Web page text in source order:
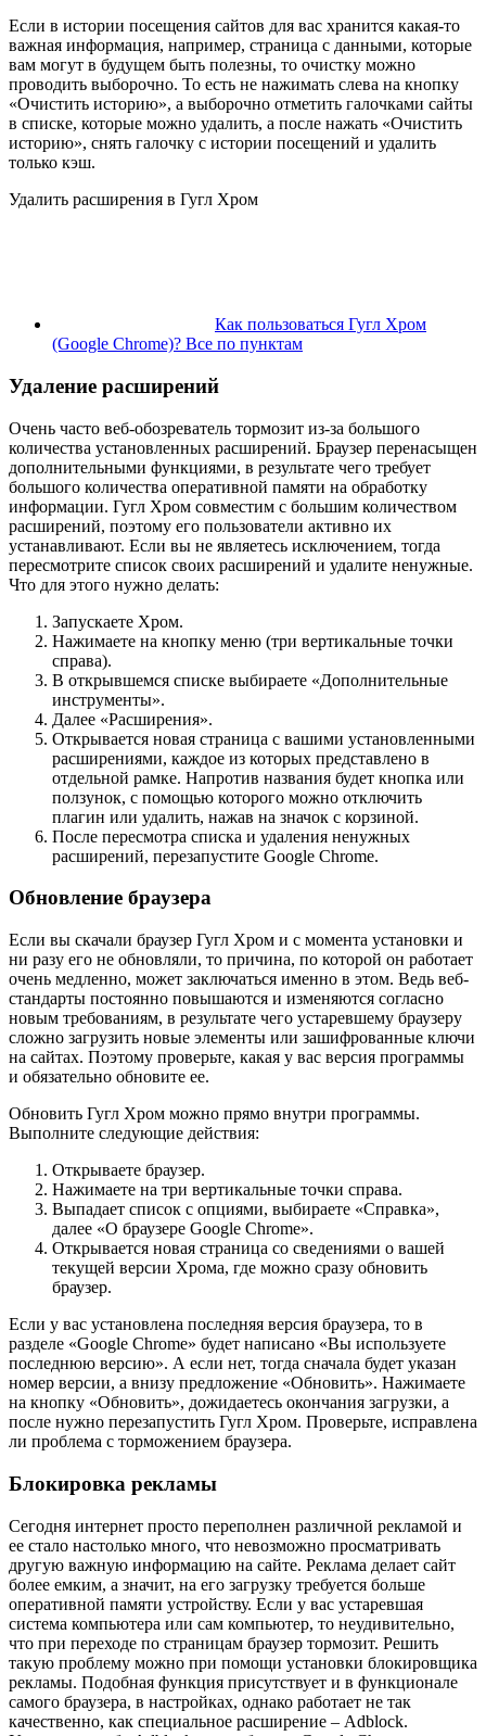
Если в истории посещения сайтов для вас хранится какая-то
важная информация, например, страница с данными, которые
вам могут в будущем быть полезны, то очистку можно
проводить выборочно. То есть не нажимать слева на кнопку
«Очистить историю», а выборочно отметить галочками сайты
в списке, которые можно удалить, а после нажать «Очистить
историю», снять галочку с истории посещений и удалить
только кэш.
Удалить расширения в Гугл Хром
Как пользоваться Гугл Хром
(Google Chrome)? Все по пунктам
Удаление расширений
Очень часто веб-обозреватель тормозит из-за большого
количества установленных расширений. Браузер перенасыщен
дополнительными функциями, в результате чего требует
большого количества оперативной памяти на обработку
информации. Гугл Хром совместим с большим количеством
расширений, поэтому его пользователи активно их
устанавливают. Если вы не являетесь исключением, тогда
пересмотрите список своих расширений и удалите ненужные.
Что для этого нужно делать:
Запускаете Хром.
Нажимаете на кнопку меню (три вертикальные точки
справа).
В открывшемся списке выбираете «Дополнительные
инструменты».
Далее «Расширения».
Открывается новая страница с вашими установленными
расширениями, каждое из которых представлено в
отдельной рамке. Напротив названия будет кнопка или
ползунок, с помощью которого можно отключить
плагин или удалить, нажав на значок с корзиной.
После пересмотра списка и удаления ненужных
расширений, перезапустите Google Chrome.
Обновление браузера
Если вы скачали браузер Гугл Хром и с момента установки и
ни разу его не обновляли, то причина, по которой он работает
очень медленно, может заключаться именно в этом. Ведь веб-
стандарты постоянно повышаются и изменяются согласно
новым требованиям, в результате чего устаревшему браузеру
сложно загрузить новые элементы или зашифрованные ключи
на сайтах. Поэтому проверьте, какая у вас версия программы
и обязательно обновите ее.
Обновить Гугл Хром можно прямо внутри программы.
Выполните следующие действия:
Открываете браузер.
Нажимаете на три вертикальные точки справа.
Выпадает список с опциями, выбираете «Справка»,
далее «О браузере Google Chrome».
Открывается новая страница со сведениями о вашей
текущей версии Хрома, где можно сразу обновить
браузер.
Если у вас установлена последняя версия браузера, то в
разделе «Google Chrome» будет написано «Вы используете
последнюю версию». А если нет, тогда сначала будет указан
номер версии, а внизу предложение «Обновить». Нажимаете
на кнопку «Обновить», дожидаетесь окончания загрузки, а
после нужно перезапустить Гугл Хром. Проверьте, исправлена
ли проблема с торможением браузера.
Блокировка рекламы
Сегодня интернет просто переполнен различной рекламой и
ее стало настолько много, что невозможно просматривать
другую важную информацию на сайте. Реклама делает сайт
более емким, а значит, на его загрузку требуется больше
оперативной памяти устройству. Если у вас устаревшая
система компьютера или сам компьютер, то неудивительно,
что при переходе по страницам браузер тормозит. Решить
такую проблему можно при помощи установки блокировщика
рекламы. Подобная функция присутствует и в функционале
самого браузера, в настройках, однако работает не так
качественно, как специальное расширение – Adblock.